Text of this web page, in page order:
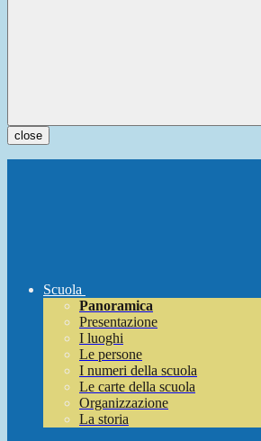
close
Scuola
Panoramica
Presentazione
I luoghi
Le persone
I numeri della scuola
Le carte della scuola
Organizzazione
La storia